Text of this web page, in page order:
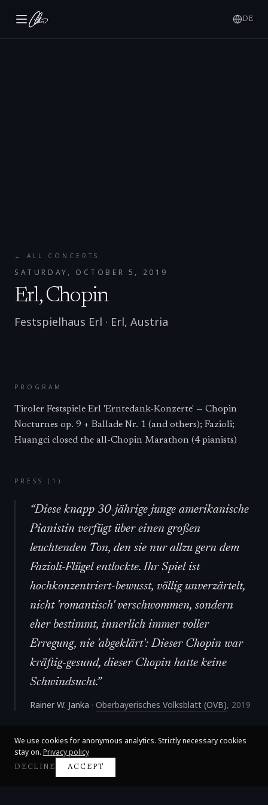
DE
← ALL CONCERTS
SATURDAY, OCTOBER 5, 2019
Erl, Chopin
Festspielhaus Erl · Erl, Austria
PROGRAM
Tiroler Festspiele Erl 'Erntedank-Konzerte' — Chopin
Nocturnes op. 9 + Ballade Nr. 1 (and others); Fazioli;
Huangci closed the all-Chopin Marathon (4 pianists)
PRESS ( 1 )
“Diese knapp 30-jährige junge amerikanische
Pianistin verfügt über einen großen
leuchtenden Ton, den sie nur allzu gern dem
Fazioli-Flügel entlockte. Ihr Spiel ist
hochkonzentriert-bewusst, völlig unverzärtelt,
nicht 'romantisch' verschwommen, sondern
eher bestimmt, innerlich immer voller
Erregung, nie 'abgeklärt': Dieser Chopin war
kräftig-gesund, dieser Chopin hatte keine
Schwindsucht.”
Rainer W. Janka · Oberbayerisches Volksblatt (OVB), 2019
We use cookies for anonymous analytics. Strictly necessary cookies
stay on. Privacy policy
DECLINE ACCEPT